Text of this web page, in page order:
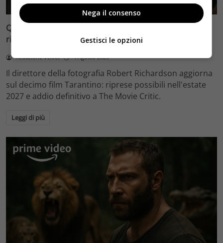
Quentin Tarantino e il decimo film: Robert Richardson
rivela riprese forse nel 2027 e l’addio a The Movie Critic
Redazione Velvet 4 Agosto 2026
Il direttore della fotografia Robert Richardson aggiorna
sul decimo film Tarantino: riprese possibili nell'estate
2027 e addio definitivo a The Movie Critic.
Leggi di più
Nega il consenso
Gestisci le opzioni